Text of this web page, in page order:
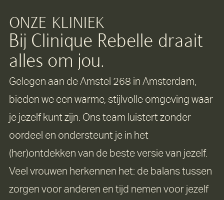
ONZE KLINIEK
Bij Clinique Rebelle draait
alles om jou.
Gelegen aan de Amstel 268 in Amsterdam,
bieden we een warme, stijlvolle omgeving waar
je jezelf kunt zijn. Ons team luistert zonder
oordeel en ondersteunt je in het
(her)ontdekken van de beste versie van jezelf.
Veel vrouwen herkennen het: de balans tussen
zorgen voor anderen en tijd nemen voor jezelf